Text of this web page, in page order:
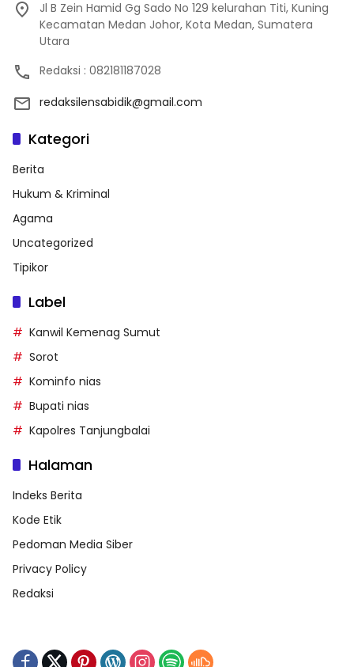
Jl B Zein Hamid Gg Sado No 129 kelurahan Titi, Kuning
Kecamatan Medan Johor, Kota Medan, Sumatera
Utara
Redaksi : 082181187028
redaksilensabidik@gmail.com
Kategori
Berita
Hukum & Kriminal
Agama
Uncategorized
Tipikor
Label
Kanwil Kemenag Sumut
Sorot
Kominfo nias
Bupati nias
Kapolres Tanjungbalai
Halaman
Indeks Berita
Kode Etik
Pedoman Media Siber
Privacy Policy
Redaksi